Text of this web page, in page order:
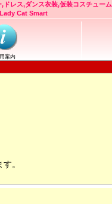
ドレス,ダンス衣装,仮装コスチューム
Lady Cat Smart
案内
。